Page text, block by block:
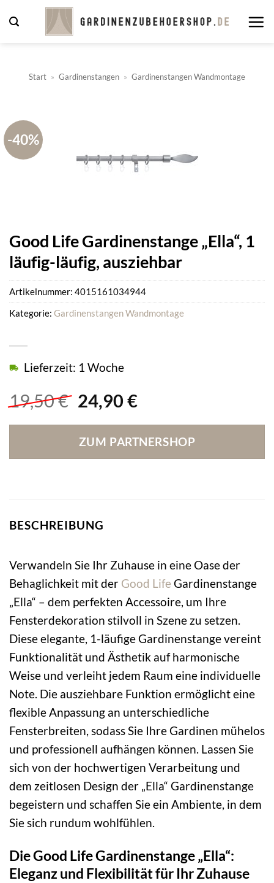
Inhalt
Start » Gardinenstangen » Gardinenstangen Wandmontage
-40%
Good Life Gardinenstange „Ella“, 1
läufig-läufig, ausziehbar
19,50€ Ursprünglicher
war:
19,50 €
24,90 €Aktueller
ist:
24,90 €.
Lieferzeit: 1 Woche
ZUM PARTNERSHOP
Artikelnummer: 4015161034944
Kategorie: Gardinenstangen Wandmontage
BESCHREIBUNG
Verwandeln Sie Ihr Zuhause in eine Oase der
Behaglichkeit mit der Good Life Gardinenstange
„Ella“ – dem perfekten Accessoire, um Ihre
Fensterdekoration stilvoll in Szene zu setzen.
Diese elegante, 1-läufige Gardinenstange vereint
Funktionalität und Ästhetik auf harmonische
Weise und verleiht jedem Raum eine individuelle
Note. Die ausziehbare Funktion ermöglicht eine
flexible Anpassung an unterschiedliche
Fensterbreiten, sodass Sie Ihre Gardinen mühelos
und professionell aufhängen können. Lassen Sie
sich von der hochwertigen Verarbeitung und
dem zeitlosen Design der „Ella“ Gardinenstange
begeistern und schaffen Sie ein Ambiente, in dem
Sie sich rundum wohlfühlen.
Die Good Life Gardinenstange „Ella“:
Eleganz und Flexibilität für Ihr Zuhause